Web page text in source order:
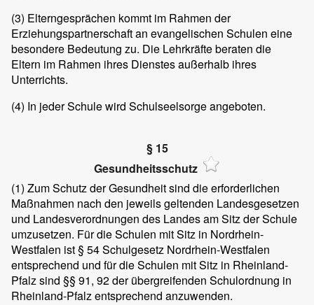
(3) Elterngesprächen kommt im Rahmen der
Erziehungspartnerschaft an evangelischen Schulen eine
besondere Bedeutung zu. Die Lehrkräfte beraten die
Eltern im Rahmen ihres Dienstes außerhalb ihres
Unterrichts.
(4) In jeder Schule wird Schulseelsorge angeboten.
§ 15
Gesundheitsschutz
(1) Zum Schutz der Gesundheit sind die erforderlichen
Maßnahmen nach den jeweils geltenden Landesgesetzen
und Landesverordnungen des Landes am Sitz der Schule
umzusetzen. Für die Schulen mit Sitz in Nordrhein-
Westfalen ist § 54 Schulgesetz Nordrhein-Westfalen
entsprechend und für die Schulen mit Sitz in Rheinland-
Pfalz sind §§ 91, 92 der übergreifenden Schulordnung in
Rheinland-Pfalz entsprechend anzuwenden.